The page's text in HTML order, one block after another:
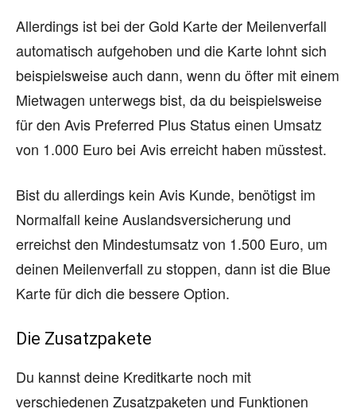
Allerdings ist bei der Gold Karte der Meilenverfall
automatisch aufgehoben und die Karte lohnt sich
beispielsweise auch dann, wenn du öfter mit einem
Mietwagen unterwegs bist, da du beispielsweise
für den Avis Preferred Plus Status einen Umsatz
von 1.000 Euro bei Avis erreicht haben müsstest.
Bist du allerdings kein Avis Kunde, benötigst im
Normalfall keine Auslandsversicherung und
erreichst den Mindestumsatz von 1.500 Euro, um
deinen Meilenverfall zu stoppen, dann ist die Blue
Karte für dich die bessere Option.
Die Zusatzpakete
Du kannst deine Kreditkarte noch mit
verschiedenen Zusatzpaketen und Funktionen